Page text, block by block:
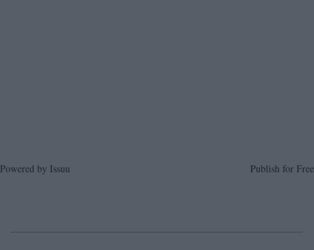
Powered by Issuu Publish for Free